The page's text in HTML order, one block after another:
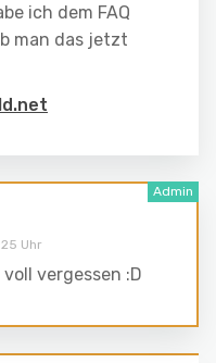
ich dem FAQ
man das jetzt
Uhr
vergessen :D